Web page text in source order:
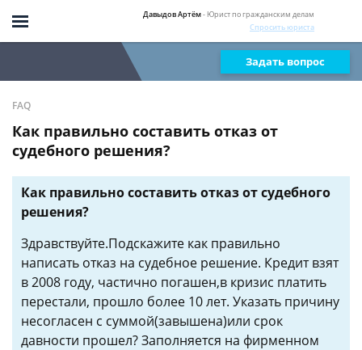
Давыдов Артём- Юрист по гражданским делам
Спросить юриста
Задать вопрос
FAQ
Как правильно составить отказ от
судебного решения?
Как правильно составить отказ от судебного
решения?
Здравствуйте.Подскажите как правильно
написать отказ на судебное решение. Кредит взят
в 2008 году, частично погашен,в кризис платить
перестали, прошло более 10 лет. Указать причину
несогласен с суммой(завышена)или срок
давности прошел? Заполняется на фирменном